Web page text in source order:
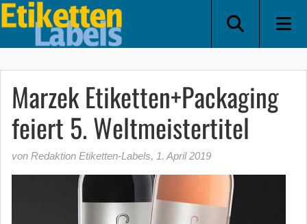
Marzek Etiketten+Packaging
feiert 5. Weltmeistertitel
von Redaktion Etiketten-Labels, 1. April 2019